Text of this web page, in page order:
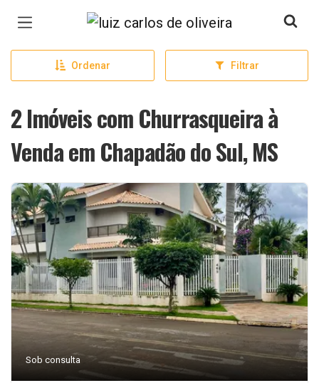
Página inicial
Ordenar Filtrar
2 Imóveis com Churrasqueira à
Venda em Chapadão do Sul, MS
Sob consulta